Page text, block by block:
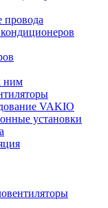
ним
VAKIO
установки